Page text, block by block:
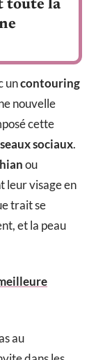
toute la
uncontouring
nouvelle
cette
sociaux.
ou
leur visage en
trait se
et la peau
au